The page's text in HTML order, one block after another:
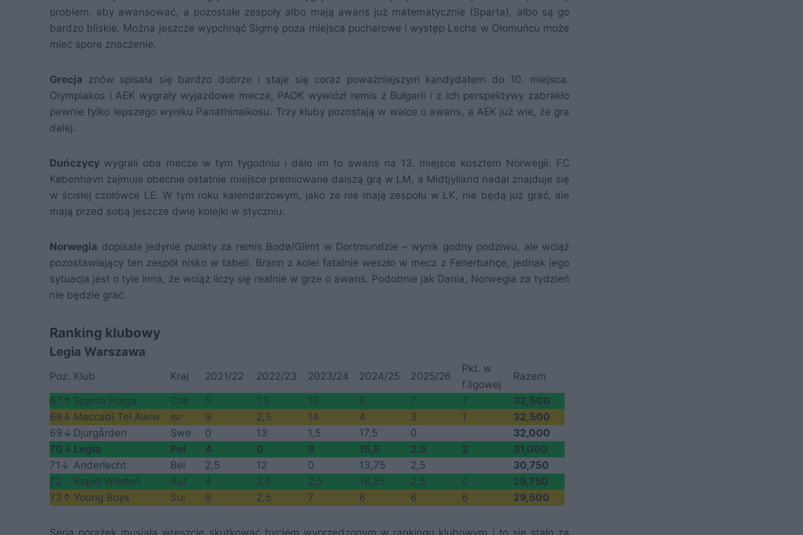
problem, aby awansować, a pozostałe zespoły albo mają awans już matematycznie (Sparta), albo są go
bardzo bliskie. Można jeszcze wypchnąć Sigmę poza miejsca pucharowe i występ Lecha w Ołomuńcu może
mieć spore znaczenie.
Grecja znów spisała się bardzo dobrze i staje się coraz poważniejszym kandydatem do 10. miejsca.
Olympiakos i AEK wygrały wyjazdowe mecze, PAOK wywiózł remis z Bułgarii i z ich perspektywy zabrakło
pewnie tylko lepszego wyniku Panathinaikosu. Trzy kluby pozostają w walce o awans, a AEK już wie, że gra
dalej.
Duńczycy wygrali oba mecze w tym tygodniu i dało im to awans na 13. miejsce kosztem Norwegii. FC
København zajmuje obecnie ostatnie miejsce premiowane dalszą grą w LM, a Midtjylland nadal znajduje się
w ścisłej czołówce LE. W tym roku kalendarzowym, jako że nie mają zespołu w LK, nie będą już grać, ale
mają przed sobą jeszcze dwie kolejki w styczniu.
Norwegia dopisała jedynie punkty za remis Bodø/Glimt w Dortmundzie – wynik godny podziwu, ale wciąż
pozostawiający ten zespół nisko w tabeli. Brann z kolei fatalnie weszło w mecz z Fenerbahçe, jednak jego
sytuacja jest o tyle inna, że wciąż liczy się realnie w grze o awans. Podobnie jak Dania, Norwegia za tydzień
nie będzie grać.
Ranking klubowy
Legia Warszawa
Poz. Klub Kraj 2021/22 2022/23 2023/24 2024/25 2025/26
Pkt. w
f.ligowej
Razem
67↑ Sparta Praga Cze 5 1,5 10 9 7 7
32,500
68↓ Maccabi Tel Awiw Isr 9 2,5 14 4 3 1
32,500
69↓ Djurgården Swe 0 13 1,5 17,5 0
32,000
70↓ Legia Pol 4 0 9 15,5 2,5 2
31,000
71↓ Anderlecht Bel 2,5 12 0 13,75 2,5
30,750
72
Rapid Wiedeń Aut 4 2,5 2,5 18,25 2,5 0
29,750
73↑ Young Boys Sui 8 2,5 7 6 6 6 29,500